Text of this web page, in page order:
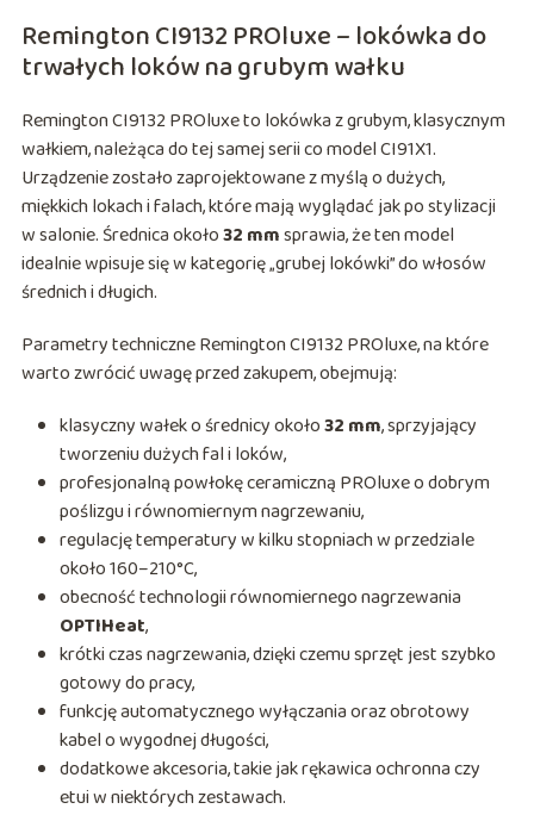
Remington CI9132 PROluxe – lokówka do
trwałych loków na grubym wałku
Remington CI9132 PROluxe to lokówka z grubym, klasycznym
wałkiem, należąca do tej samej serii co model CI91X1.
Urządzenie zostało zaprojektowane z myślą o dużych,
miękkich lokach i falach, które mają wyglądać jak po stylizacji
w salonie. Średnica około32 mmsprawia, że ten model
idealnie wpisuje się w kategorię „grubej lokówki” do włosów
średnich i długich.
Parametry techniczne Remington CI9132 PROluxe, na które
warto zwrócić uwagę przed zakupem, obejmują:
klasyczny wałek o średnicy około32 mm, sprzyjający
tworzeniu dużych fal i loków,
profesjonalną powłokę ceramiczną PROluxe o dobrym
poślizgu i równomiernym nagrzewaniu,
regulację temperatury w kilku stopniach w przedziale
około 160–210°C,
obecność technologii równomiernego nagrzewania
OPTIHeat,
krótki czas nagrzewania, dzięki czemu sprzęt jest szybko
gotowy do pracy,
funkcję automatycznego wyłączania oraz obrotowy
kabel o wygodnej długości,
dodatkowe akcesoria, takie jak rękawica ochronna czy
etui w niektórych zestawach.